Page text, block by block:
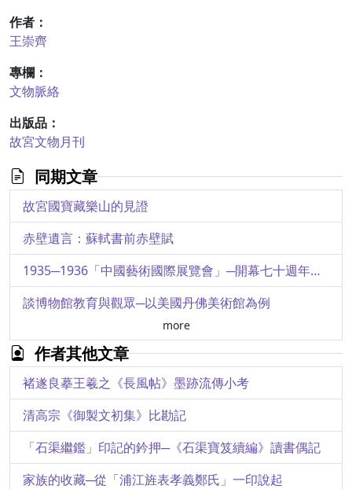
作者：
王崇齊
專欄：
文物脈絡
出版品：
故宮文物月刊
同期文章
故宮國寶藏樂山的見證
赤壁遺言：蘇軾書前赤壁賦
1935─1936「中國藝術國際展覽會」─開幕七十週年的脈絡與討論
談博物館教育與觀眾─以美國丹佛美術館為例
在風中閃耀的筆歌墨舞─明代摺扇書法藝術
從發現到再現─記「載馳載驅：中央研究院歷史語言研究所藏小屯商代車馬坑器物展」
真實與理想的調色盤─宋徽宗蠟梅山禽
錫釉陶的故事
more
作者其他文章
褚遂良摹王羲之《長風帖》墨跡流傳小考
清高宗《御製文初集》比勘記
「石渠繼鑑」印記的鈐押─《石渠寶笈續編》讀書偶記
家族的收藏─從「浦江旌表孝義鄭氏」一印說起